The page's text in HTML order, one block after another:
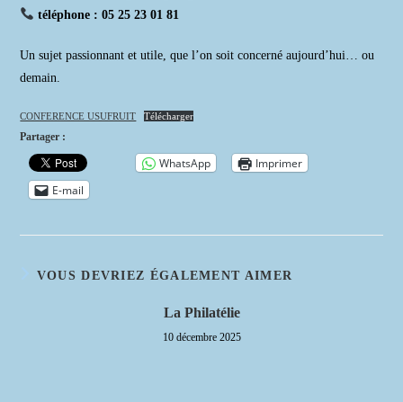
téléphone : 05 25 23 01 81
Un sujet passionnant et utile, que l’on soit concerné aujourd’hui… ou
demain.
CONFERENCE USUFRUIT Télécharger
Partager :
WhatsApp
Imprimer
E-mail
VOUS DEVRIEZ ÉGALEMENT AIMER
La Philatélie
10 décembre 2025